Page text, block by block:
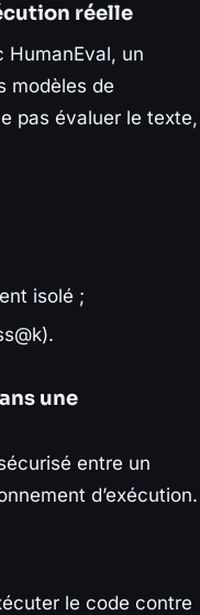
réelle
un
modèles de
pas évaluer le texte,
isolé ;
une
entre un
d’exécution.
le code contre